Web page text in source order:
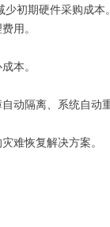
初期硬件采购成本。
用。
本。
动隔离、系统自
难恢复解决方案。